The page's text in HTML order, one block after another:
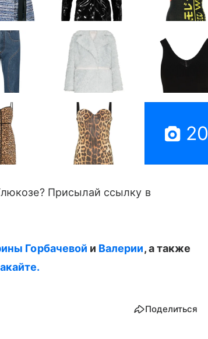
20
Присылай ссылку в
Горбачевой и Валерии, а также
Поделиться